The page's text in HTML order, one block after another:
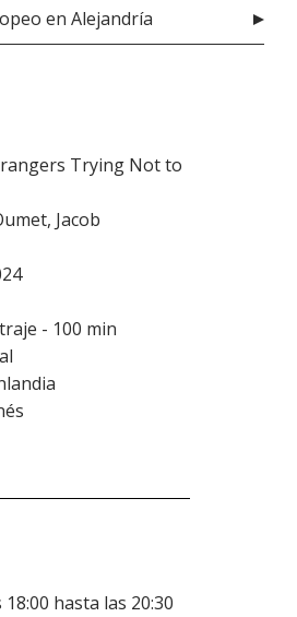
en Alejandría
Trying Not to
Jacob
- 100 min
hasta las 20:30